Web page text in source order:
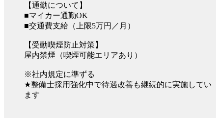
【通勤について】
■マイカー通勤OK
■交通費支給（上限5万円／月）
【受動喫煙防止対策】
屋内禁煙（喫煙可能エリアあり）
※社内規定に準ずる
★整備士採用強化中で待遇改善も継続的に実施してい
ます